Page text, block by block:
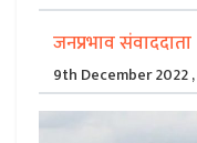
जनप्रभाव संवाददाता
9th December 2022 ,